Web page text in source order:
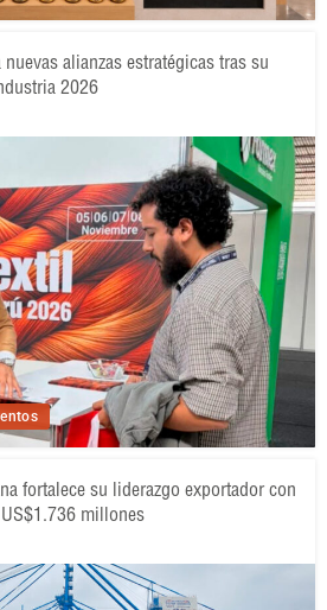
alianzas estratégicas tras su
2026
fortalece su liderazgo exportador con
millones